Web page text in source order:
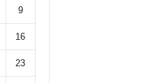
9
16
23